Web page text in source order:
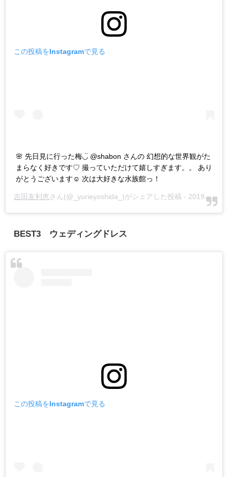
この投稿をInstagramで見る
🌸 先日見に行った梅◡̈ @shabon さんの 幻想的な世界観がた
まらなく好きです♡ 撮っていただけて嬉しすぎます。。 あり
がとうございます☺︎ 次は大好きな水族館っ！
吉田友利恵さん(@_yurieyoshida_)がシェアした投稿 - 2019年 3月月1日午後5時04分PST
BEST3 ウェディングドレス
この投稿をInstagramで見る